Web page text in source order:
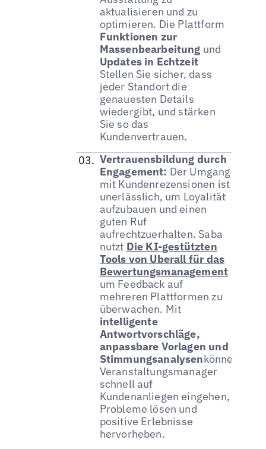
aktualisieren und zu
optimieren. Die Plattform
Funktionen zur
Massenbearbeitung und
Updates in Echtzeit
Stellen Sie sicher, dass
jeder Standort die
genauesten Details
wiedergibt, und stärken
Sie so das
Kundenvertrauen.
Vertrauensbildung durch
Engagement: Der Umgang
mit Kundenrezensionen ist
unerlässlich, um Loyalität
aufzubauen und einen
guten Ruf
aufrechtzuerhalten. Saba
nutzt Die KI-gestützten
Tools von Uberall für das
Bewertungsmanagement
um Feedback auf
mehreren Plattformen zu
überwachen. Mit
intelligente
Antwortvorschläge,
anpassbare Vorlagen und
Stimmungsanalysenkönnen
Veranstaltungsmanager
schnell auf
Kundenanliegen eingehen,
Probleme lösen und
positive Erlebnisse
hervorheben.